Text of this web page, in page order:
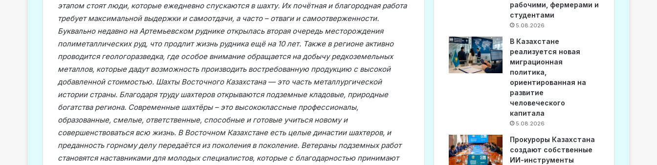
этапом стоят люди, которые ежедневно спускаются в шахту. Их почётная и благородная работа
требует максимальной выдержки и самоотдачи, а часто – отваги и самоотверженности.
Буквально недавно на Артемьевском руднике открылась вторая очередь месторождения
полиметаллических руд, что продлит жизнь рудника ещё на 10 лет. Также в регионе активно
проводится геологоразведка, где особое внимание обращается на добычу редкоземельных
металлов, которые дадут возможность производить востребованную продукцию с высокой
добавленной стоимостью. Шахты Восточного Казахстана — это часть металлургической
истории страны. Благодаря труду шахтеров открываются подземные кладовые, природные
богатства региона. Современные шахтёры – это высококлассные профессионалы,
образованные, смелые, ответственные, способные и готовые учиться новому и
совершенствоваться всю жизнь. В Восточном Казахстане есть целые династии шахтеров, и
преданность горному делу передаётся из поколения в поколение. Ветераны подземных работ
становятся наставниками для молодых специалистов, которые с благодарностью принимают
рабочими, фермерами и
студентами
5.08.2026
В Казахстане
реализуется новая
миграционная
политика,
ориентированная на
развитие
человеческого
капитала
5.08.2026
Прокуроры Казахстана
создают собственные
ИИ-инструменты